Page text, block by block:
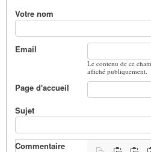
Votre nom
Email
Le contenu de ce
affiché publiquement.
Page d'accueil
Sujet
Commentaire